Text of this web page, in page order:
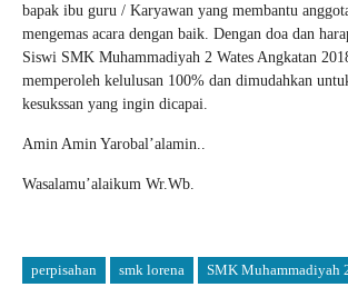
bapak ibu guru / Karyawan yang membantu
mengemas acara dengan baik. Dengan doa dan
Siswi SMK Muhammadiyah 2 Wates Angkatan
memperoleh kelulusan 100% dan dimudahkan
kesukssan yang ingin dicapai.
Amin Amin Yarobal’alamin..
Wasalamu’alaikum Wr.Wb.
perpisahan smk lorena SMK Muhammadiyah